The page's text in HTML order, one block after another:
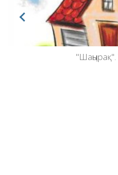
"Шаңырақ".